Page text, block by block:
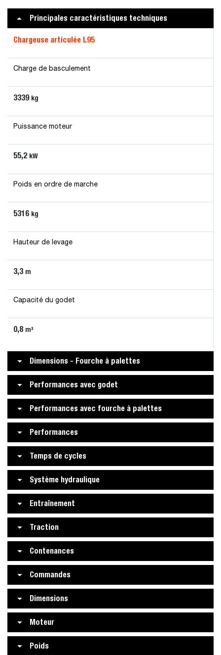
Principales caractéristiques techniques
Chargeuse articulée L95
Charge de basculement
3339 kg
Puissance moteur
55,2 kW
Poids en ordre de marche
5316 kg
Hauteur de levage
3,3 m
Capacité du godet
0,8 m³
Dimensions - Fourche à palettes
Performances avec godet
Performances avec fourche à palettes
Performances
Temps de cycles
Système hydraulique
Entraînement
Traction
Contenances
Commandes
Dimensions
Moteur
Poids